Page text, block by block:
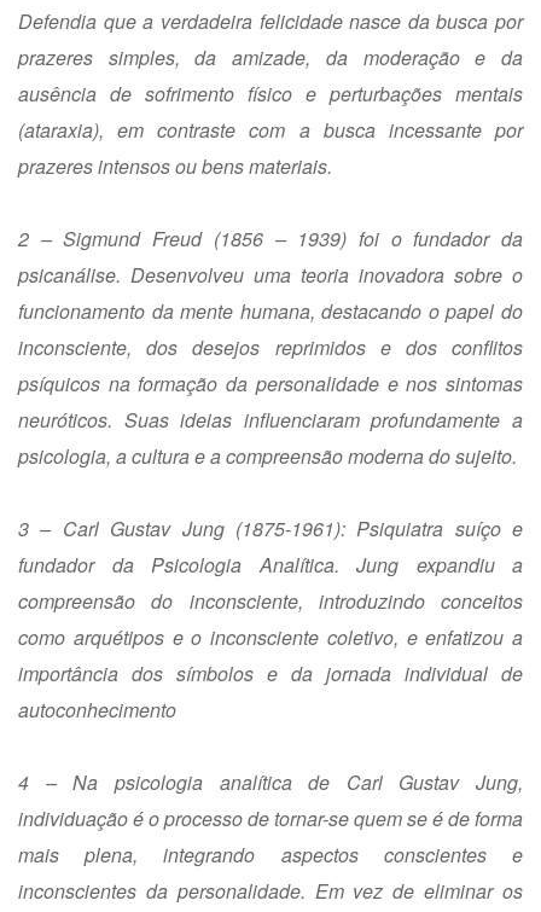
Defendia que a verdadeira felicidade nasce da busca por
prazeres simples, da amizade, da moderação e da
ausência de sofrimento físico e perturbações mentais
(ataraxia), em contraste com a busca incessante por
prazeres intensos ou bens materiais.
2 – Sigmund Freud (1856 – 1939) foi o fundador da
psicanálise. Desenvolveu uma teoria inovadora sobre o
funcionamento da mente humana, destacando o papel do
inconsciente, dos desejos reprimidos e dos conflitos
psíquicos na formação da personalidade e nos sintomas
neuróticos. Suas ideias influenciaram profundamente a
psicologia, a cultura e a compreensão moderna do sujeito.
3 – Carl Gustav Jung (1875-1961): Psiquiatra suíço e
fundador da Psicologia Analítica. Jung expandiu a
compreensão do inconsciente, introduzindo conceitos
como arquétipos e o inconsciente coletivo, e enfatizou a
importância dos símbolos e da jornada individual de
autoconhecimento
4 – Na psicologia analítica de Carl Gustav Jung,
individuação é o processo de tornar-se quem se é de forma
mais plena, integrando aspectos conscientes e
inconscientes da personalidade. Em vez de eliminar os